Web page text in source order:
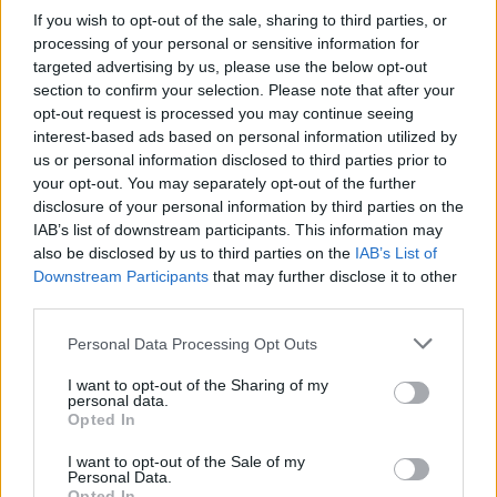
If you wish to opt-out of the sale, sharing to third parties, or
processing of your personal or sensitive information for
targeted advertising by us, please use the below opt-out
section to confirm your selection. Please note that after your
opt-out request is processed you may continue seeing
interest-based ads based on personal information utilized by
us or personal information disclosed to third parties prior to
your opt-out. You may separately opt-out of the further
disclosure of your personal information by third parties on the
IAB’s list of downstream participants. This information may
also be disclosed by us to third parties on the IAB’s List of
Downstream Participants that may further disclose it to other
Personal Data Processing Opt Outs
I want to opt-out of the Sharing of my
personal data.
Opted In
I want to opt-out of the Sale of my
Personal Data.
blynelių receptu, idealiai tinkančiu lėtiems
savaitgalio pusryčiams.
„Šių blynų tešla yra tirštesnė, dažnai jie yra
formuojami gana dideli ir kepami ant silpnos
ugnies. Nors jų tešla dažnai ruošiama su
pienu, rekomenduočiau jį keisti raugintomis
pasukomis – nuo to blyneliai taps dar
puresni. Iškepus blynus tradiciškai sudedu į
jų tinka ir gabalėlis sviesto“, – šypsosi maisto
tinklaraštininkė A. Černė.
Amerikietiški blyneliai